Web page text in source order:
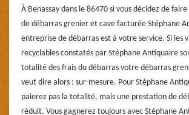
À Benassay dans le 86470 si vous décidez de
de débarras grenier et cave facturée Stéphane
entreprise de débarras est à votre service. Si les
recyclables constatés par Stéphane Antiquaire
totalité des frais du débarras votre débarras
veut dire alors : sur-mesure. Pour Stéphane
paierez pas la totalité, mais une prestation de
réduit. Vous gagnerez toujours avec Stéphane